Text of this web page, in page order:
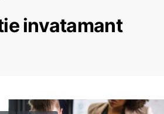
invatamant